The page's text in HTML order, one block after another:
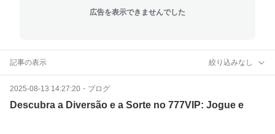
広告を表示できませんでした
記事の表示 絞り込みなし
2025-08-13 14:27:20 ・ ブログ
Descubra a Diversão e a Sorte no 777VIP: Jogue e